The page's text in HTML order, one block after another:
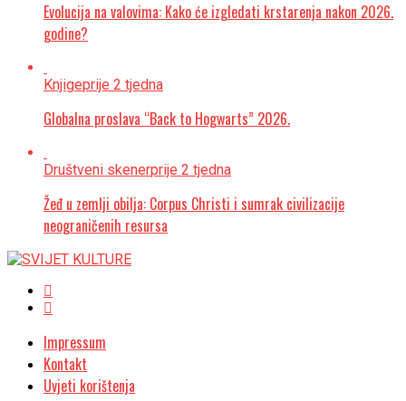
Evolucija na valovima: Kako će izgledati krstarenja nakon 2026.
godine?
Knjigeprije 2 tjedna
Globalna proslava “Back to Hogwarts” 2026.
Društveni skenerprije 2 tjedna
Žeđ u zemlji obilja: Corpus Christi i sumrak civilizacije
neograničenih resursa
Impressum
Kontakt
Uvjeti korištenja